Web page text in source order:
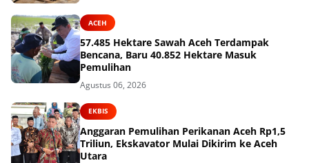
ACEH
57.485 Hektare Sawah Aceh Terdampak
Bencana, Baru 40.852 Hektare Masuk
Pemulihan
Agustus 06, 2026
EKBIS
Anggaran Pemulihan Perikanan Aceh Rp1,5
Triliun, Ekskavator Mulai Dikirim ke Aceh
Utara